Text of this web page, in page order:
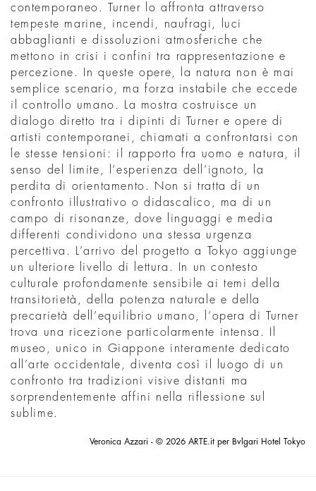
contemporaneo. Turner lo affronta attraverso
tempeste marine, incendi, naufragi, luci
abbaglianti e dissoluzioni atmosferiche che
mettono in crisi i confini tra rappresentazione e
percezione. In queste opere, la natura non è mai
semplice scenario, ma forza instabile che eccede
il controllo umano. La mostra costruisce un
dialogo diretto tra i dipinti di Turner e opere di
artisti contemporanei, chiamati a confrontarsi con
le stesse tensioni: il rapporto fra uomo e natura, il
senso del limite, l’esperienza dell’ignoto, la
perdita di orientamento. Non si tratta di un
confronto illustrativo o didascalico, ma di un
campo di risonanze, dove linguaggi e media
differenti condividono una stessa urgenza
percettiva. L’arrivo del progetto a Tokyo aggiunge
un ulteriore livello di lettura. In un contesto
culturale profondamente sensibile ai temi della
transitorietà, della potenza naturale e della
precarietà dell’equilibrio umano, l’opera di Turner
trova una ricezione particolarmente intensa. Il
museo, unico in Giappone interamente dedicato
all’arte occidentale, diventa così il luogo di un
confronto tra tradizioni visive distanti ma
sorprendentemente affini nella riflessione sul
sublime.
Veronica Azzari - © 2026 ARTE.it per Bvlgari Hotel Tokyo